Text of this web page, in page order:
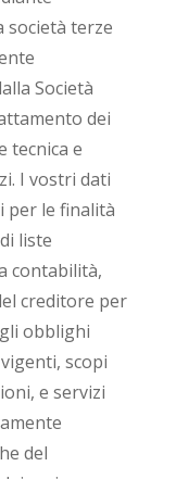
società terze
Società
dei
tecnica e
I vostri dati
per le finalità
liste
contabilità,
creditore per
obblighi
scopi
e servizi
del